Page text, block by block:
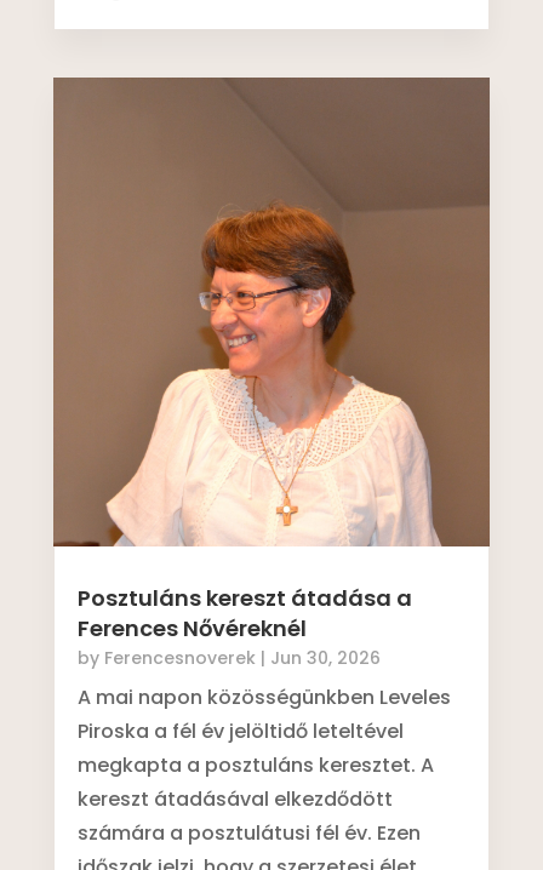
Posztuláns kereszt átadása a
Ferences Nővéreknél
by Ferencesnoverek | Jun 30, 2026
A mai napon közösségünkben Leveles
Piroska a fél év jelöltidő leteltével
megkapta a posztuláns keresztet. A
kereszt átadásával elkezdődött
számára a posztulátusi fél év. Ezen